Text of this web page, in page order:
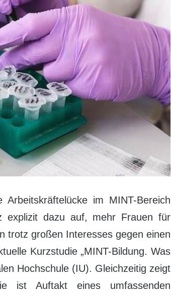
im MINT-Bereich
explizit dazu auf, mehr Frauen für
trotz großen Interesses gegen einen
Kurzstudie „MINT-Bildung. Was
Hochschule (IU). Gleichzeitig zeigt
ist Auftakt eines umfassenden